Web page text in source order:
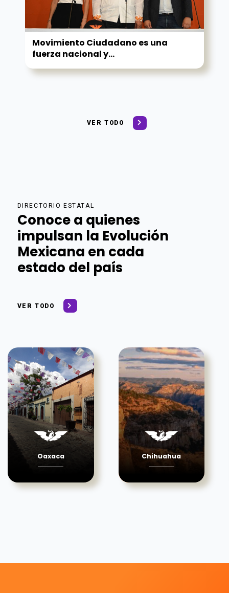
Movimiento Ciudadano es una
fuerza nacional y...
VER TODO
DIRECTORIO ESTATAL
Conoce a quienes
impulsan la Evolución
Mexicana en cada
estado del país
VER TODO
Oaxaca Chihuahua